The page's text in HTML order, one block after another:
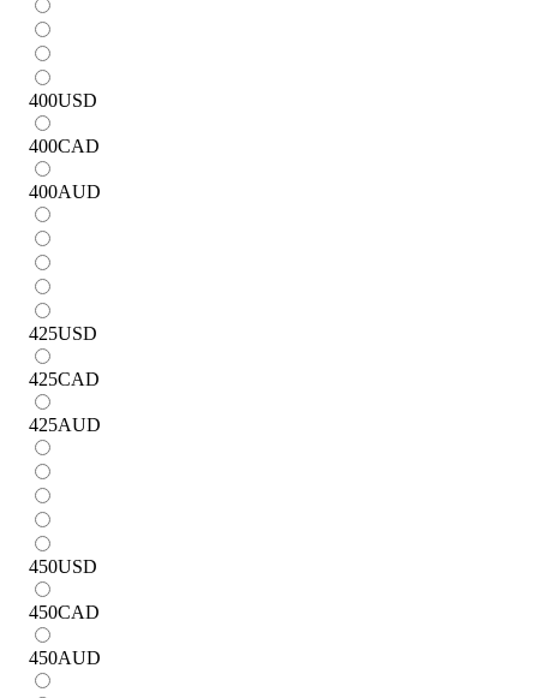
400USD
400CAD
400AUD
425USD
425CAD
425AUD
450USD
450CAD
450AUD